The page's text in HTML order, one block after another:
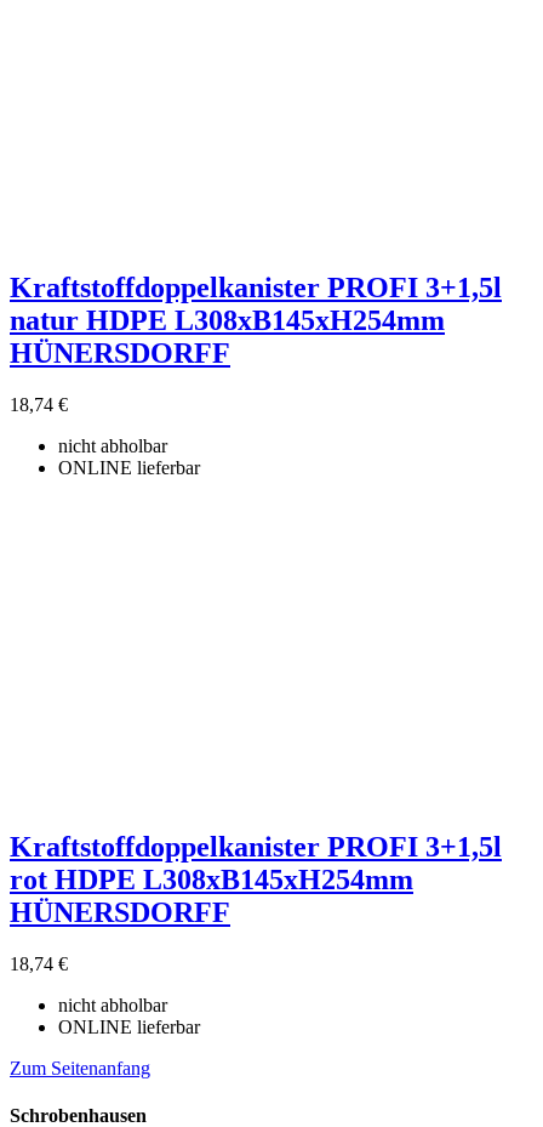
Kraftstoffdoppelkanister PROFI 3+1,5l
natur HDPE L308xB145xH254mm
HÜNERSDORFF
18,74 €
nicht abholbar
ONLINE lieferbar
Kraftstoffdoppelkanister PROFI 3+1,5l
rot HDPE L308xB145xH254mm
HÜNERSDORFF
18,74 €
nicht abholbar
ONLINE lieferbar
Zum Seitenanfang
Schrobenhausen